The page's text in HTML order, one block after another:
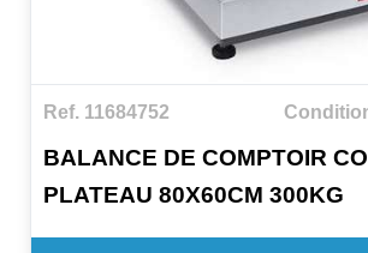
Ref. 11684752
BALANCE DE COMPTOIR
PLATEAU 80X60CM 300KG